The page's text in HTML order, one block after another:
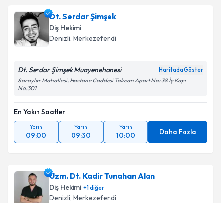
Dt. Serdar Şimşek
Diş Hekimi
Denizli, Merkezefendi
Dt. Serdar Şimşek Muayenehanesi Haritada Göster
Saraylar Mahallesi, Hastane Caddesi Tokcan Apart No: 38 İç Kapı
No:301
En Yakın Saatler
Yarın
09:00
Yarın
09:30
Yarın
10:00 Daha Fazla
Uzm. Dt. Kadir Tunahan Alan
Diş Hekimi +1diğer
Denizli, Merkezefendi